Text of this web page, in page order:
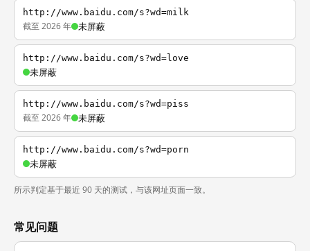
http://www.baidu.com/s?wd=milk
截至 2026 年 未屏蔽
http://www.baidu.com/s?wd=love
未屏蔽
http://www.baidu.com/s?wd=piss
截至 2026 年 未屏蔽
http://www.baidu.com/s?wd=porn
未屏蔽
所示判定基于最近 90 天的测试，与该网址页面一致。
常见问题